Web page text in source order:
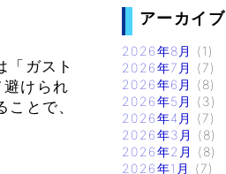
ガスト
けられ
とで、
アーカイブ
2026年8月
(1)
2026年7月
(7)
2026年6月
(8)
2026年5月
(3)
2026年4月
(7)
2026年3月
(8)
2026年2月
(8)
2026年1月
(7)